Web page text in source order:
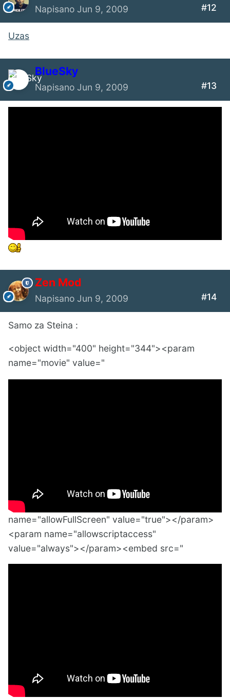
Napisano Jun 9, 2009 #12
Uzas
BlueSky
Napisano Jun 9, 2009 #13
Zen Mod
Napisano Jun 9, 2009 #14
Samo za Steina :
<object width="400" height="344"><param
name="movie" value="
name="allowFullScreen" value="true"></param>
<param name="allowscriptaccess"
value="always"></param><embed src="